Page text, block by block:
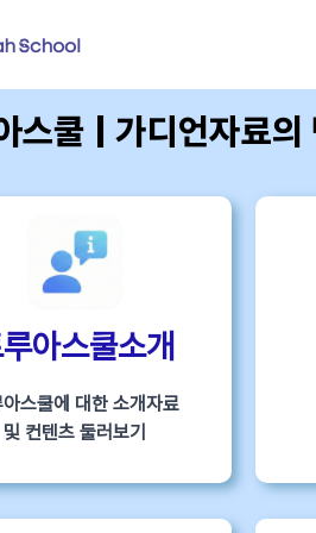
스쿨 | 가디언자료의
아스쿨소개
스쿨에 대한 소개자료
및 컨텐츠 둘러보기